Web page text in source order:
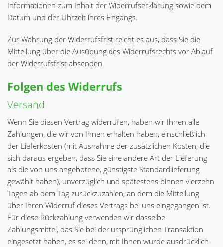
Informationen zum Inhalt der Widerrufserklärung sowie dem
Datum und der Uhrzeit ihres Eingangs.
Zur Wahrung der Widerrufsfrist reicht es aus, dass Sie die
Mitteilung über die Ausübung des Widerrufsrechts vor Ablauf
der Widerrufsfrist absenden.
Folgen des Widerrufs
Versand
Wenn Sie diesen Vertrag widerrufen, haben wir Ihnen alle
Zahlungen, die wir von Ihnen erhalten haben, einschließlich
der Lieferkosten (mit Ausnahme der zusätzlichen Kosten, die
sich daraus ergeben, dass Sie eine andere Art der Lieferung
als die von uns angebotene, günstigste Standardlieferung
gewählt haben), unverzüglich und spätestens binnen vierzehn
Tagen ab dem Tag zurückzuzahlen, an dem die Mitteilung
über Ihren Widerruf dieses Vertrags bei uns eingegangen ist.
Für diese Rückzahlung verwenden wir dasselbe
Zahlungsmittel, das Sie bei der ursprünglichen Transaktion
eingesetzt haben, es sei denn, mit Ihnen wurde ausdrücklich